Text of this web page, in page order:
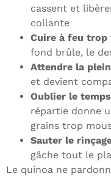
cassent et
collante
Cuire à feu
fond brûle, le
Attendre la
et devient
Oublier le
répartie donne
grains trop
Sauter le
gâche tout le
Le quinoa ne